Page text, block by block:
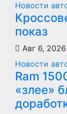
Новости
показ
Авг 6, 2026
Новости
Ram
«злее»